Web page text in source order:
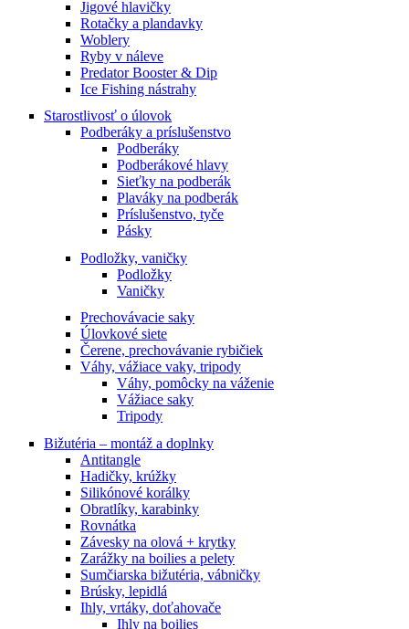
Jigové hlavičky
Rotačky a plandavky
Woblery
Ryby v náleve
Predator Booster & Dip
Ice Fishing nástrahy
Starostlivosť o úlovok
Podberáky a príslušenstvo
Podberáky
Podberákové hlavy
Sieťky na podberák
Plaváky na podberák
Príslušenstvo, tyče
Pásky
Podložky, vaničky
Podložky
Vaničky
Prechovávacie saky
Úlovkové siete
Čerene, prechovávanie rybičiek
Váhy, vážiace vaky, tripody
Váhy, pomôcky na váženie
Vážiace saky
Tripody
Bižutéria – montáž a doplnky
Antitangle
Hadičky, krúžky
Silikónové korálky
Obratlíky, karabinky
Rovnátka
Závesky na olová + krytky
Zarážky na boilies a pelety
Sumčiarska bižutéria, vábničky
Brúsky, lepidlá
Ihly, vrtáky, doťahovače
Ihly na boilies